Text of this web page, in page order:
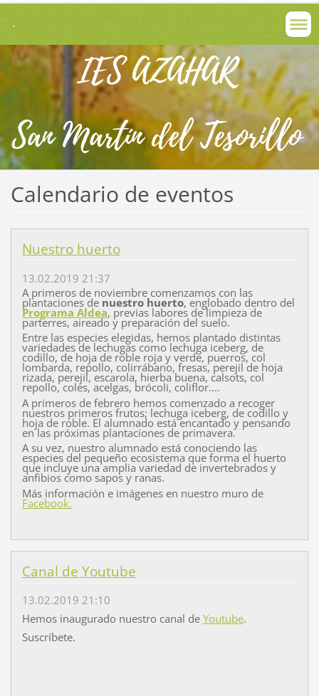
.
Calendario de eventos
Nuestro huerto
13.02.2019 21:37
A primeros de noviembre comenzamos con las
plantaciones de nuestro huerto, englobado dentro del
Programa Aldea, previas labores de limpieza de
parterres, aireado y preparación del suelo.
Entre las especies elegidas, hemos plantado distintas
variedades de lechugas como lechuga iceberg, de
codillo, de hoja de roble roja y verde, puerros, col
lombarda, repollo, colirrábano, fresas, perejil de hoja
rizada, perejil, escarola, hierba buena, calsots, col
repollo, coles, acelgas, brócoli, coliflor....
A primeros de febrero hemos comenzado a recoger
nuestros primeros frutos; lechuga iceberg, de codillo y
hoja de roble. El alumnado está encantado y pensando
en las próximas plantaciones de primavera.
A su vez, nuestro alumnado está conociendo las
especies del pequeño ecosistema que forma el huerto
que incluye una amplia variedad de invertebrados y
anfibios como sapos y ranas.
Más información e imágenes en nuestro muro de
Facebook.
Canal de Youtube
13.02.2019 21:10
Hemos inaugurado nuestro canal de Youtube.
Suscríbete.